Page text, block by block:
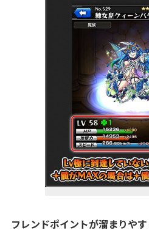
フレンドポイントが溜まりやす